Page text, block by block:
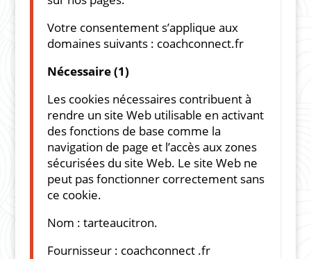
Votre consentement s’applique aux
domaines suivants : coachconnect.fr
Nécessaire (1)
Les cookies nécessaires contribuent à
rendre un site Web utilisable en activant
des fonctions de base comme la
navigation de page et l’accès aux zones
sécurisées du site Web. Le site Web ne
peut pas fonctionner correctement sans
ce cookie.
Nom : tarteaucitron.
Fournisseur : coachconnect .fr